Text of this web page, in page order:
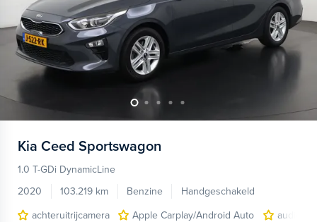
Kia Ceed Sportswagon
1.0 T-GDi DynamicLine
2020
103.219 km Benzine
Handgeschakeld
achteruitrijcamera
Apple Carplay/Android Auto
audio-